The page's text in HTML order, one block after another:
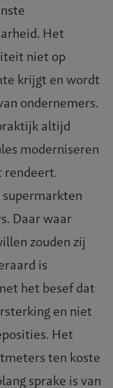
Het
niet op
krijgt en wordt
ondernemers.
altijd
moderniseren
rendeert.
Daar waar
zouden zij
is
het besef dat
en niet
Het
ten koste
sprake is van